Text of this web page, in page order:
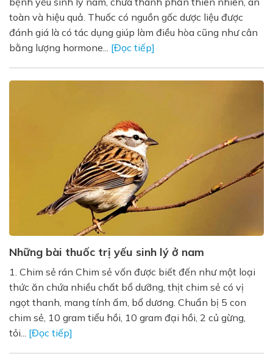
toàn và hiệu quả. Thuốc có nguồn gốc dược liệu được
đánh giá là có tác dụng giúp làm điều hòa cũng như cân
bằng lượng hormone... [Đọc tiếp]
Những bài thuốc trị yếu sinh lý ở nam
1. Chim sẻ rán Chim sẻ vốn được biết đến như một loại
thức ăn chứa nhiều chất bổ dưỡng, thịt chim sẻ có vị
ngọt thanh, mang tính ấm, bổ dương. Chuẩn bị 5 con
chim sẻ, 10 gram tiểu hồi, 10 gram đại hồi, 2 củ gừng,
tỏi... [Đọc tiếp]